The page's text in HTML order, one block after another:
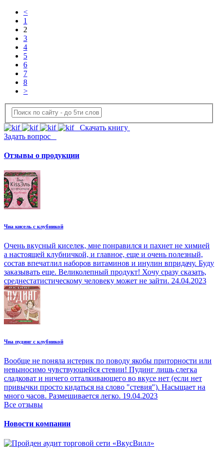
<
1
2
3
4
5
6
7
8
>
Скачать книгу
Задать вопрос
Отзывы о продукции
Чиа кисель с клубникой
Очень вкусный киселек, мне понравился и пахнет не химией
а настоящей клубничкой, и главное, еще и очень полезный,
состав впечатлил наборов витаминов и инулин впридачу. Буду
заказывать еще. Великолепный продукт! Хочу сразу сказать,
среднестатистическому человеку может не зайти. 24.04.2023
Чиа пудинг с клубникой
Вообще не поняла истерик по поводу якобы приторности или
невыносимо чувствующейся стевии! Пудинг лишь слегка
сладковат и ничего отталкивающего во вкусе нет (если нет
привычки просто кидаться на слово "стевия"). Насыщает на
много часов. Размешивается легко. 19.04.2023
Все отзывы
Новости компании